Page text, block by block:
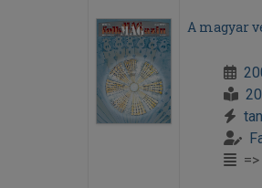
A magyar
=>